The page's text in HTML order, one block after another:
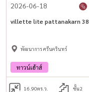
2026-06-18
villette lite pattanakarn 38
พัฒนาการ ศรีนครินทร์
ทาวน์เฮ้าส์
16.90ตร.ว. ชั้น2